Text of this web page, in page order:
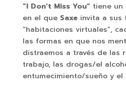
“I Don’t Miss You”tiene un
en el que Saxeinvita a sus
“habitaciones virtuales”,
las formas en que nos
distraemos a través de las
trabajo, las drogas/el
entumecimiento/sueño y el